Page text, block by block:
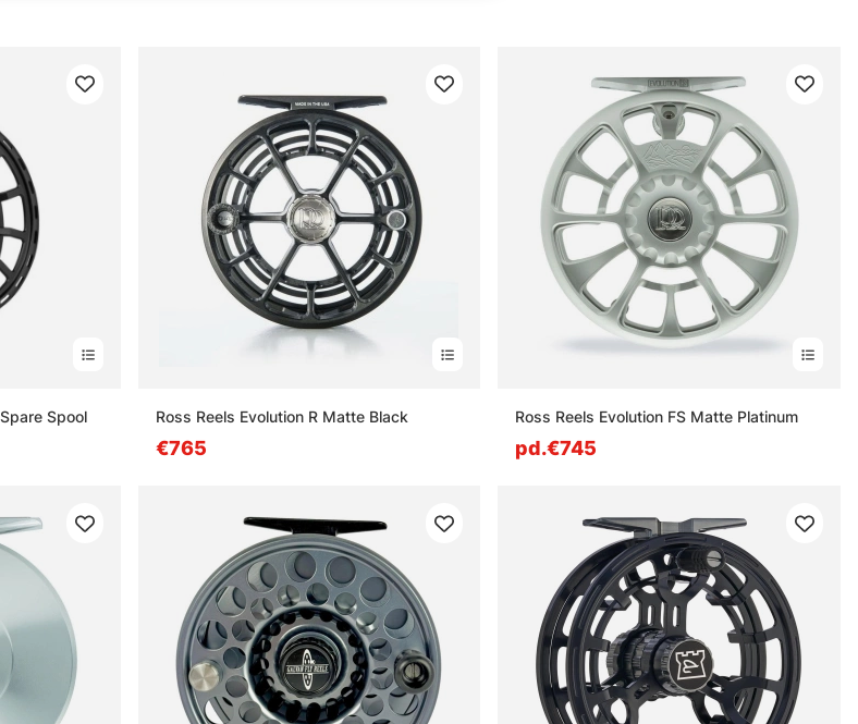
Spool Ross Reels Evolution R Matte Black
€765
Ross Reels Evolution FS Matte Platinum
pd.€745